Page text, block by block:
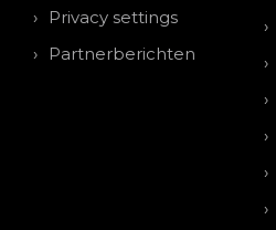
Privacy settings
Partnerberichten